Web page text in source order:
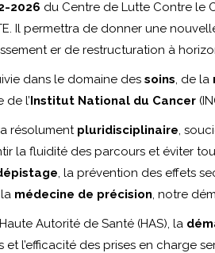
2026 du Centre de Lutte Contre le
Il permettra de donner une
er de restructuration à
dans le domaine dessoins, de la
l’Institut National du Cancer
résolument pluridisciplinaire,
la fluidité des parcours et éviter
, la prévention des effets
médecine de précision, notre
Autorité de Santé (HAS), la
et l’efficacité des prises en charge